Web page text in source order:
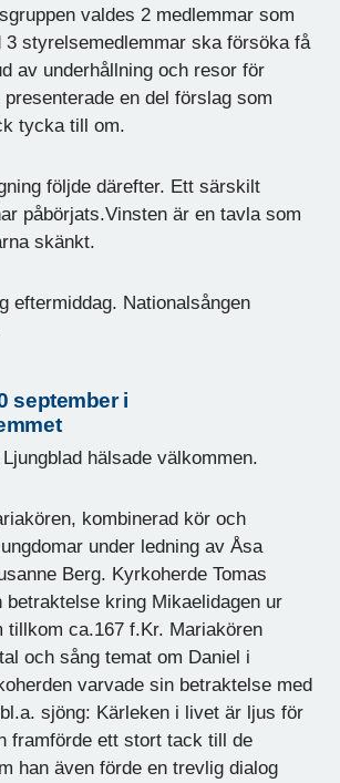
valdes 2 medlemmar som
3 styrelsemedlemmar ska försöka få
av underhållning och resor för
en del förslag som
tycka till om.
följde därefter. Ett särskilt
påbörjats.Vinsten är en tavla som
skänkt.
eftermiddag. Nationalsången
september i
hälsade välkommen.
kombinerad kör och
under ledning av Åsa
Berg. Kyrkoherde Tomas
betraktelse kring Mikaelidagen ur
tillkom ca.167 f.Kr. Mariakören
och sång temat om Daniel i
varvade sin betraktelse med
sjöng: Kärleken i livet är ljus för
framförde ett stort tack till de
han även förde en trevlig dialog